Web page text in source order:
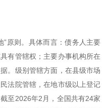
”原则。具体而言：债务人主要
有管辖权；主要办事机构所在
。级别管辖方面，在县级市场
法院管辖，在地市级以上登记
至2026年2月，全国共有24家